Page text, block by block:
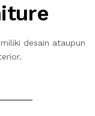
desain ataupun